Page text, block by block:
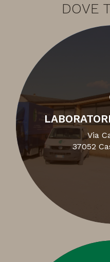
DOVE
Via
37052